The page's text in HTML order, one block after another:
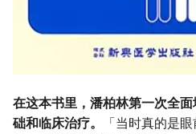
在这本书里，潘柏林第一次全
础和临床治疗。
「当时真的是